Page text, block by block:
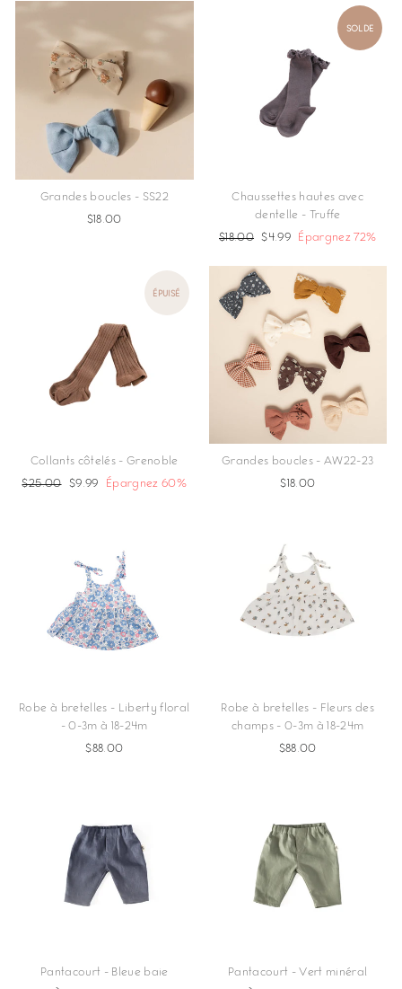
Grandes boucles - SS22
$18.00
SOLDE
Chaussettes hautes avec
dentelle - Truffe
Prix
$18.00
Prix
$4.99 Épargnez 72%
ÉPUISÉ
Collants côtelés - Grenoble
Prix
$25.00
Prix
$9.99 Épargnez 60%
Grandes boucles - AW22-23
$18.00
Robe à bretelles - Liberty floral
- 0-3m à 18-24m
$88.00
Robe à bretelles - Fleurs des
champs - 0-3m à 18-24m
$88.00
Pantacourt - Bleue baie Pantacourt - Vert minéral